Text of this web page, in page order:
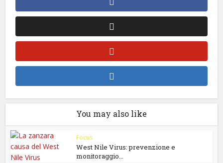
You may also like
Focus
West Nile Virus: prevenzione e
monitoraggio...